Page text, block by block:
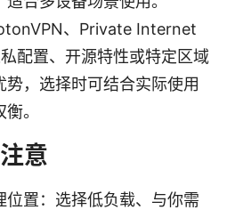
、Private Internet
配置、开源特性或特定区域
势，选择时可结合实际使用
。
意
位置：选择低负载、与你需